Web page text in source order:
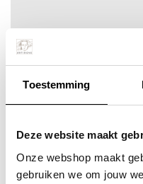
Toestemming
Deze website maakt
Onze webshop maakt
gebruiken we om jouw